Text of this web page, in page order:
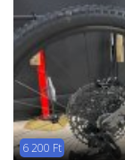
6 200 Ft